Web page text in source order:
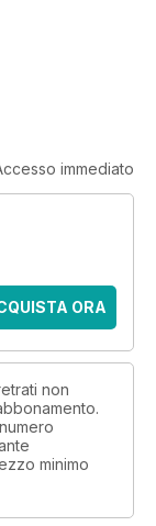
technology
immediato
ORA
non
minimo